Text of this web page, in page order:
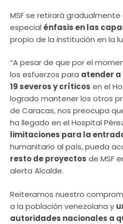
MSF se retirará
especial énfasis en las
propio de la institución en la
“A pesar de que por el
los esfuerzos para atender a
19 severos y críticos en el
logrado mantener los otros
de Caracas, nos preocupa
ha llegado en el Hospital
limitaciones para la
humanitario al país, pueda
resto de proyectos de MSF
alerta Alcalde.
Reiteramos nuestro
a la población venezolana y
autoridades nacionales a